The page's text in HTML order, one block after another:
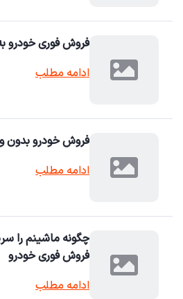
فروش فوری خودرو
ادامه مطلب
فروش خودرو بدون
ادامه مطلب
فروش فوری خودرو
ادامه مطلب